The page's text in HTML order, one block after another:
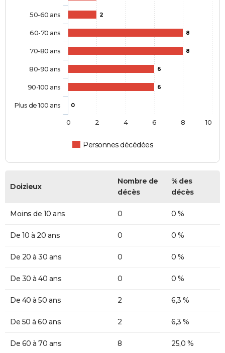
2
8
8
6
6
0
Personnes décédées
50-60 ans
60-70 ans
70-80 ans
80-90 ans
90-100 ans
Plus de 100 ans
0 2 4 6 8 10
Doizieux
Nombre de
décès
% des
décès
Moins de 10 ans 0 0 %
De 10 à 20 ans 0 0 %
De 20 à 30 ans 0 0 %
De 30 à 40 ans 0 0 %
De 40 à 50 ans 2 6,3 %
De 50 à 60 ans 2 6,3 %
De 60 à 70 ans 8 25,0 %